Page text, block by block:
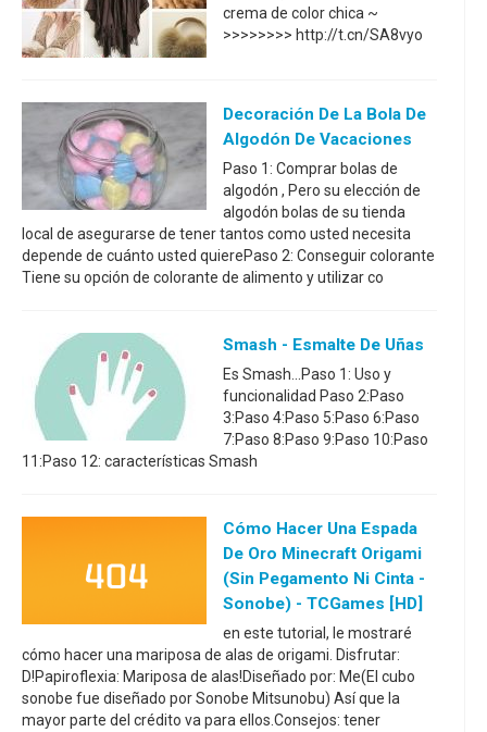
crema de color chica ~
>>>>>>>> http://t.cn/SA8vyo
Decoración De La Bola De
Algodón De Vacaciones
Paso 1: Comprar bolas de
algodón , Pero su elección de
algodón bolas de su tienda
local de asegurarse de tener tantos como usted necesita
depende de cuánto usted quierePaso 2: Conseguir colorante
Tiene su opción de colorante de alimento y utilizar co
Smash - Esmalte De Uñas
Es Smash...Paso 1: Uso y
funcionalidad Paso 2:Paso
3:Paso 4:Paso 5:Paso 6:Paso
7:Paso 8:Paso 9:Paso 10:Paso
11:Paso 12: características Smash
Cómo Hacer Una Espada
De Oro Minecraft Origami
(sin Pegamento Ni Cinta -
Sonobe) - TCGames [HD]
en este tutorial, le mostraré
cómo hacer una mariposa de alas de origami. Disfrutar:
D!Papiroflexia: Mariposa de alas!Diseñado por: Me(El cubo
sonobe fue diseñado por Sonobe Mitsunobu) Así que la
mayor parte del crédito va para ellos.Consejos: tener